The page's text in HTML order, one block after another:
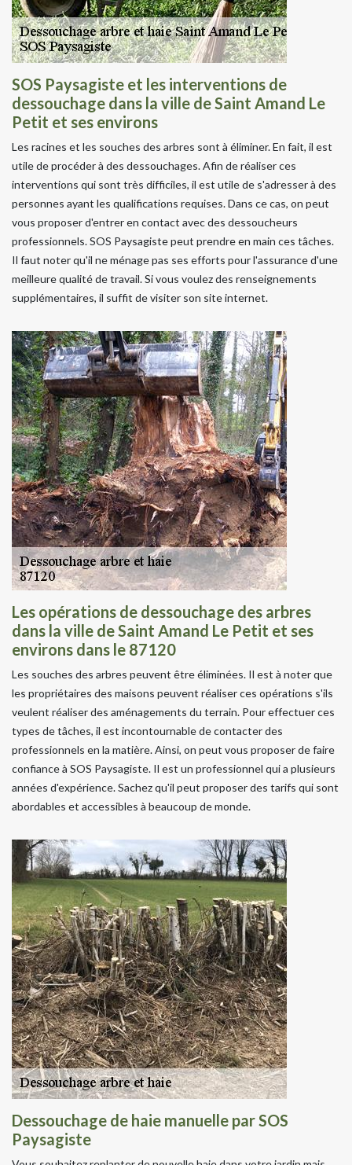
SOS Paysagiste et les interventions de
dessouchage dans la ville de Saint Amand Le
Petit et ses environs
Les racines et les souches des arbres sont à éliminer. En fait, il est
utile de procéder à des dessouchages. Afin de réaliser ces
interventions qui sont très difficiles, il est utile de s'adresser à des
personnes ayant les qualifications requises. Dans ce cas, on peut
vous proposer d'entrer en contact avec des dessoucheurs
professionnels. SOS Paysagiste peut prendre en main ces tâches.
Il faut noter qu'il ne ménage pas ses efforts pour l'assurance d'une
meilleure qualité de travail. Si vous voulez des renseignements
supplémentaires, il suffit de visiter son site internet.
Les opérations de dessouchage des arbres
dans la ville de Saint Amand Le Petit et ses
environs dans le 87120
Les souches des arbres peuvent être éliminées. Il est à noter que
les propriétaires des maisons peuvent réaliser ces opérations s'ils
veulent réaliser des aménagements du terrain. Pour effectuer ces
types de tâches, il est incontournable de contacter des
professionnels en la matière. Ainsi, on peut vous proposer de faire
confiance à SOS Paysagiste. Il est un professionnel qui a plusieurs
années d'expérience. Sachez qu'il peut proposer des tarifs qui sont
abordables et accessibles à beaucoup de monde.
Dessouchage de haie manuelle par SOS
Paysagiste